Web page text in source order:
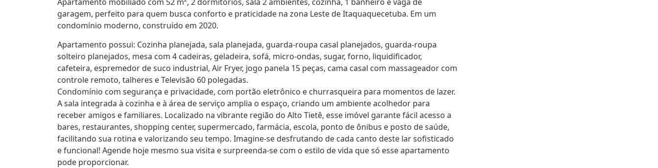
garagem, perfeito para quem busca conforto e praticidade na zona Leste de Itaquaquecetuba. Em um
condomínio moderno, construído em 2020.
Apartamento possui: Cozinha planejada, sala planejada, guarda-roupa casal planejados, guarda-roupa
solteiro planejados, mesa com 4 cadeiras, geladeira, sofá, micro-ondas, sugar, forno, liquidificador,
cafeteira, espremedor de suco industrial, Air Fryer, jogo panela 15 peças, cama casal com massageador com
controle remoto, talheres e Televisão 60 polegadas.
Condomínio com segurança e privacidade, com portão eletrônico e churrasqueira para momentos de lazer.
A sala integrada à cozinha e à área de serviço amplia o espaço, criando um ambiente acolhedor para
receber amigos e familiares. Localizado na vibrante região do Alto Tietê, esse imóvel garante fácil acesso a
bares, restaurantes, shopping center, supermercado, farmácia, escola, ponto de ônibus e posto de saúde,
facilitando sua rotina e valorizando seu tempo. Imagine-se desfrutando de cada canto deste lar sofisticado
e funcional! Agende hoje mesmo sua visita e surpreenda-se com o estilo de vida que só esse apartamento
pode proporcionar.